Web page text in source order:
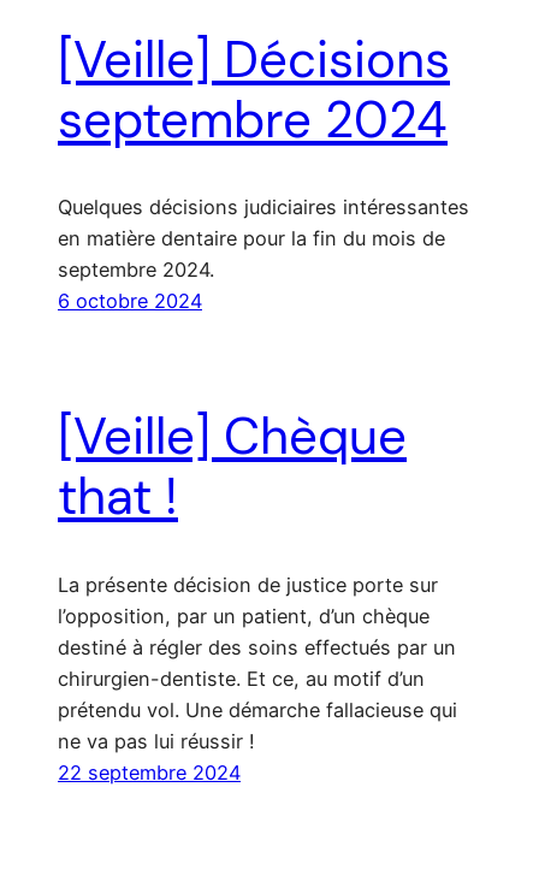
[Veille] Décisions
septembre 2024
Quelques décisions judiciaires intéressantes
en matière dentaire pour la fin du mois de
septembre 2024.
6 octobre 2024
[Veille] Chèque
that !
La présente décision de justice porte sur
l’opposition, par un patient, d’un chèque
destiné à régler des soins effectués par un
chirurgien-dentiste. Et ce, au motif d’un
prétendu vol. Une démarche fallacieuse qui
ne va pas lui réussir !
22 septembre 2024